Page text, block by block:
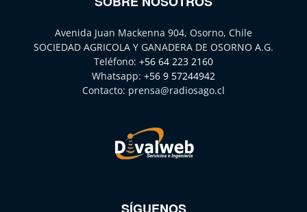
Avenida Juan Mackenna 904, Osorno, Chile
SOCIEDAD AGRICOLA Y GANADERA DE OSORNO A.G.
Teléfono: +56 64 223 2160
Whatsapp: +56 9 57244942
Contacto: prensa@radiosago.cl